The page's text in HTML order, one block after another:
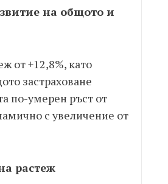
на общото и
от +12,8%, като
застраховане
по-умерен ръст от
с увеличение от
растеж